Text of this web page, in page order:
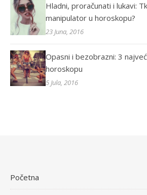
Hladni, proračunati i lukavi:
manipulator u horoskopu?
23 Juna, 2016
Opasni i bezobrazni: 3
horoskopu
5 Jula, 2016
Početna